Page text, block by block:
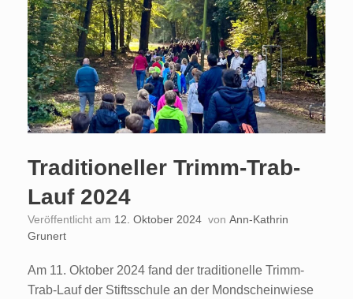
Traditioneller Trimm-Trab-
Lauf 2024
Veröffentlicht am 12. Oktober 2024 von Ann-Kathrin
Grunert
Am 11. Oktober 2024 fand der traditionelle Trimm-
Trab-Lauf der Stiftsschule an der Mondscheinwiese